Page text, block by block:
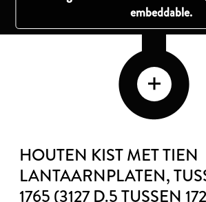
HOUTEN KIST MET TIEN
LANTAARNPLATEN,
1765 (3127 D.5 TUSSEN